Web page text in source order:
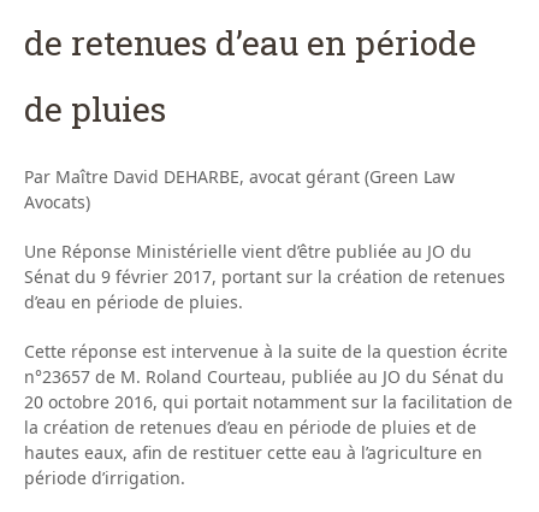
de retenues d’eau en période
de pluies
Par Maître David DEHARBE, avocat gérant (Green Law
Avocats)
Une Réponse Ministérielle vient d’être publiée au JO du
Sénat du 9 février 2017, portant sur la création de retenues
d’eau en période de pluies.
Cette réponse est intervenue à la suite de la question écrite
n°23657 de M. Roland Courteau, publiée au JO du Sénat du
20 octobre 2016, qui portait notamment sur la facilitation de
la création de retenues d’eau en période de pluies et de
hautes eaux, afin de restituer cette eau à l’agriculture en
période d’irrigation.